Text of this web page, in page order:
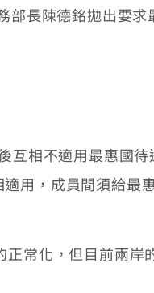
長陳德銘拋出要求
相不適用最惠國待
用，成員間須給最
常化，但目前兩岸